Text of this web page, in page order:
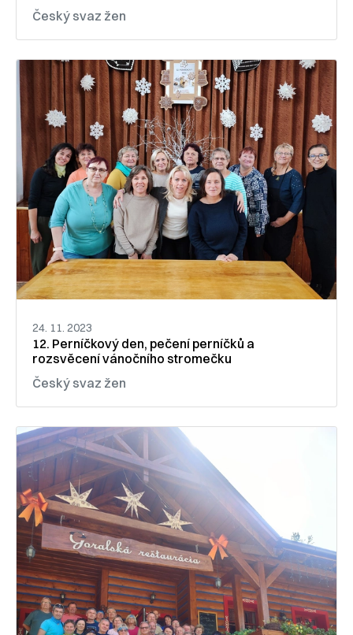
Český svaz žen
24. 11. 2023
12. Perníčkový den, pečení perníčků a
rozsvěcení vánočního stromečku
Český svaz žen